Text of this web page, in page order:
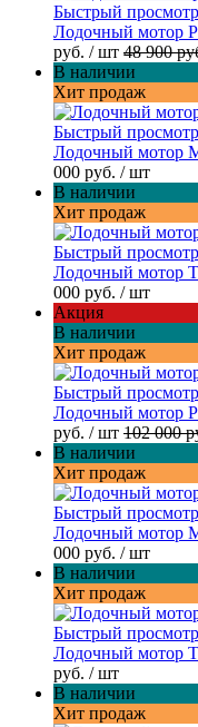
Быстрый просмотр
Лодочный мотор
руб. / шт 48 900
В наличии
Хит продаж
Быстрый просмотр
Лодочный мотор
000 руб. / шт
В наличии
Хит продаж
Быстрый просмотр
Лодочный мотор
000 руб. / шт
Акция
В наличии
Хит продаж
Быстрый просмотр
Лодочный мотор
руб. / шт 102 000
В наличии
Хит продаж
Быстрый просмотр
Лодочный мотор
000 руб. / шт
В наличии
Хит продаж
Быстрый просмотр
Лодочный мотор
руб. / шт
В наличии
Хит продаж